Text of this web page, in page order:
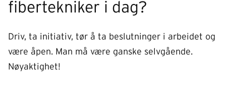
fibertekniker i dag?
Driv, ta initiativ, tør å ta beslutninger i arbeidet og
være åpen. Man må være ganske selvgående.
Nøyaktighet!